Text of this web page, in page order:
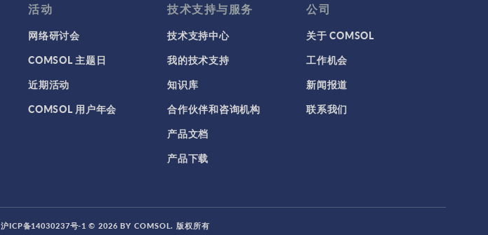
活动
网络研讨会
COMSOL 主题日
近期活动
COMSOL 用户年会
技术支持与服务
技术支持中心
我的技术支持
知识库
合作伙伴和咨询机构
产品文档
产品下载
公司
关于 COMSOL
工作机会
新闻报道
联系我们
沪ICP备14030237号-1 © 2026 BY COMSOL. 版权所有